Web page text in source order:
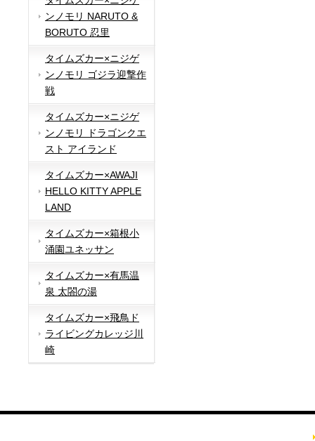
ンノモリ NARUTO &
BORUTO 忍里
タイムズカー×ニジゲ
ンノモリ ゴジラ迎撃作
戦
タイムズカー×ニジゲ
ンノモリ ドラゴンクエ
スト アイランド
タイムズカー×AWAJI
HELLO KITTY APPLE
LAND
タイムズカー×箱根小
涌園ユネッサン
タイムズカー×有馬温
泉 太閤の湯
タイムズカー×飛鳥ド
ライビングカレッジ川
崎